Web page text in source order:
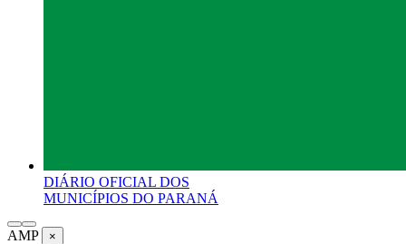
DIÁRIO OFICIAL DOS
MUNICÍPIOS DO PARANÁ
AMP ×